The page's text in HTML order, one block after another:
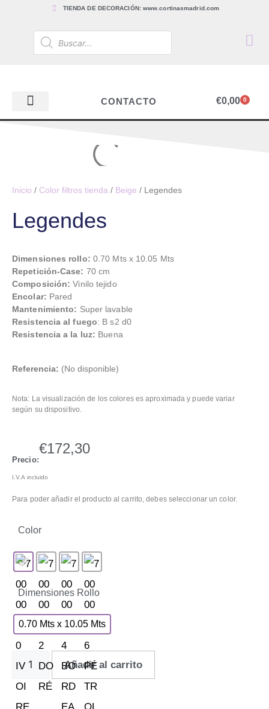
TIENDA DE DECORACIÓN: www.cortinasmadrid.com
CONTACTO €0,00 0
Inicio / Color filtros tienda / Beige / Legendes
Legendes
Dimensiones rollo: 0.70 Mts x 10.05 Mts
Repetición-Case: 70 cm
Composición: Vinilo tejido
Encolar: Pared
Mantenimiento: Super lavable
Resistencia al fuego: B s2 d0
Resistencia a la luz: Buena
Referencia: (No disponible)
Nota: La visualización de los colores es aproximada y puede variar
según su dispositivo.
Precio:
€172,30
I.V.A incluido
Para poder añadir el producto al carrito, debes seleccionar un color.
Color
Dimensiones Rollo
0.70 Mts x 10.05 Mts
Añadir al carrito